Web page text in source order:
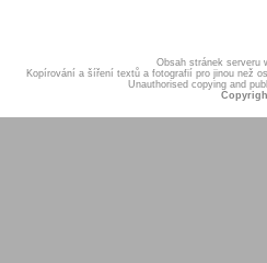
Obsah stránek serveru
Kopírování a šíření textů a fotografií pro jinou než
Unauthorised copying and